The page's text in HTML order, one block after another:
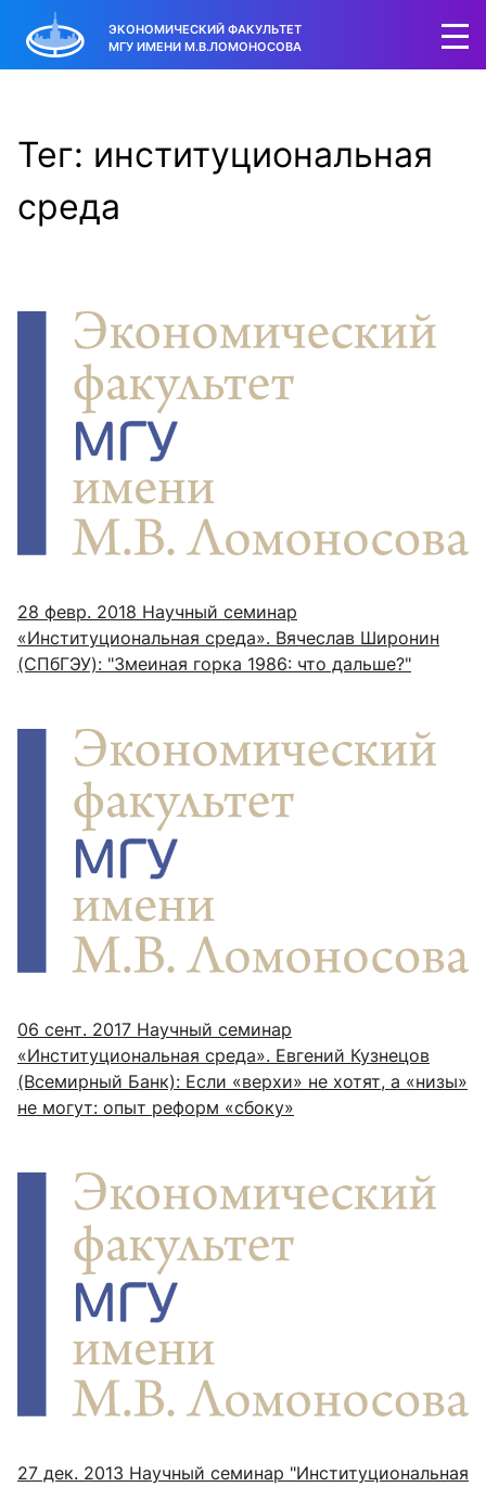
ЭКОНОМИЧЕСКИЙ ФАКУЛЬТЕТ
МГУ ИМЕНИ М.В.ЛОМОНОСОВА
Тег: институциональная
среда
28 февр. 2018 Научный семинар
«Институциональная среда». Вячеслав Широнин
(СПбГЭУ): "Змеиная горка 1986: что дальше?"
06 сент. 2017 Научный семинар
«Институциональная среда». Евгений Кузнецов
(Всемирный Банк): Если «верхи» не хотят, а «низы»
не могут: опыт реформ «сбоку»
27 дек. 2013 Научный семинар "Институциональная